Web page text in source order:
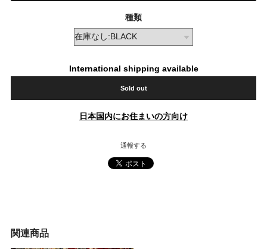
種類
International shipping available
Sold out
日本国内にお住まいの方向け
通報する
関連商品